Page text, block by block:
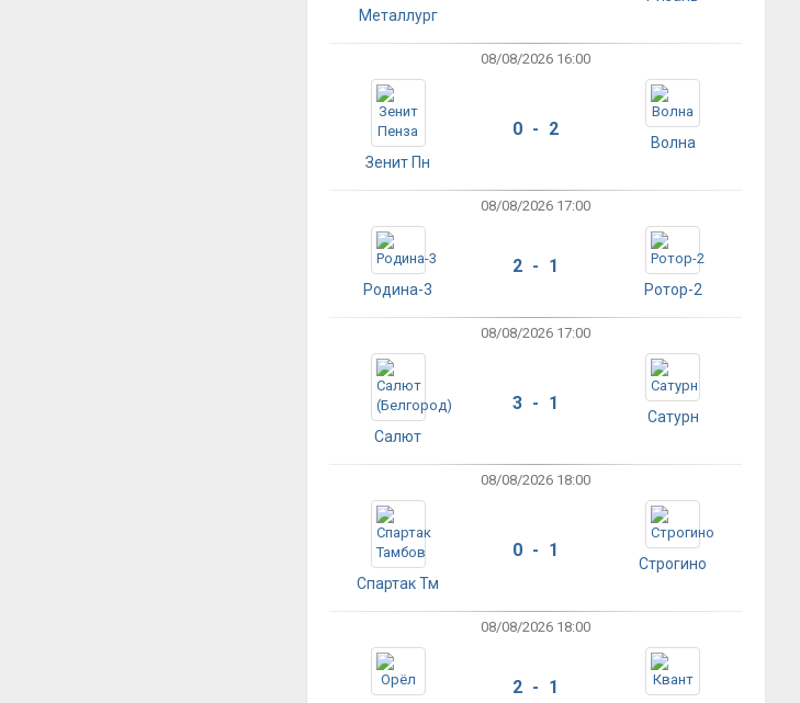
Металлург
08/08/2026 16:00
Зенит Пн
0 - 2
Волна
08/08/2026 17:00
Родина-3
2 - 1
Ротор-2
08/08/2026 17:00
Салют
3 - 1
Сатурн
08/08/2026 18:00
Спартак Тм
0 - 1
Строгино
08/08/2026 18:00
2 - 1